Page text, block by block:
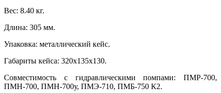
Вес: 8.40 кг.
Длина: 305 мм.
Упаковка: металлический кейс.
Габариты кейса: 320х135х130.
Совместимость с гидравлическими помпами: ПМР-700,
ПМН-700, ПМН-700у, ПМЭ-710, ПМБ-750 К2.